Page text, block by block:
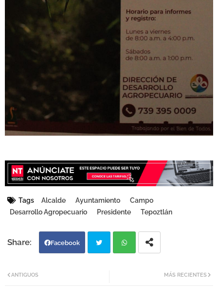
Tags Alcalde Ayuntamiento
Campo
Desarrollo Agropecuario
Presidente Tepoztlán
Facebook
MÁS RECIENTES
ANTIGUOS